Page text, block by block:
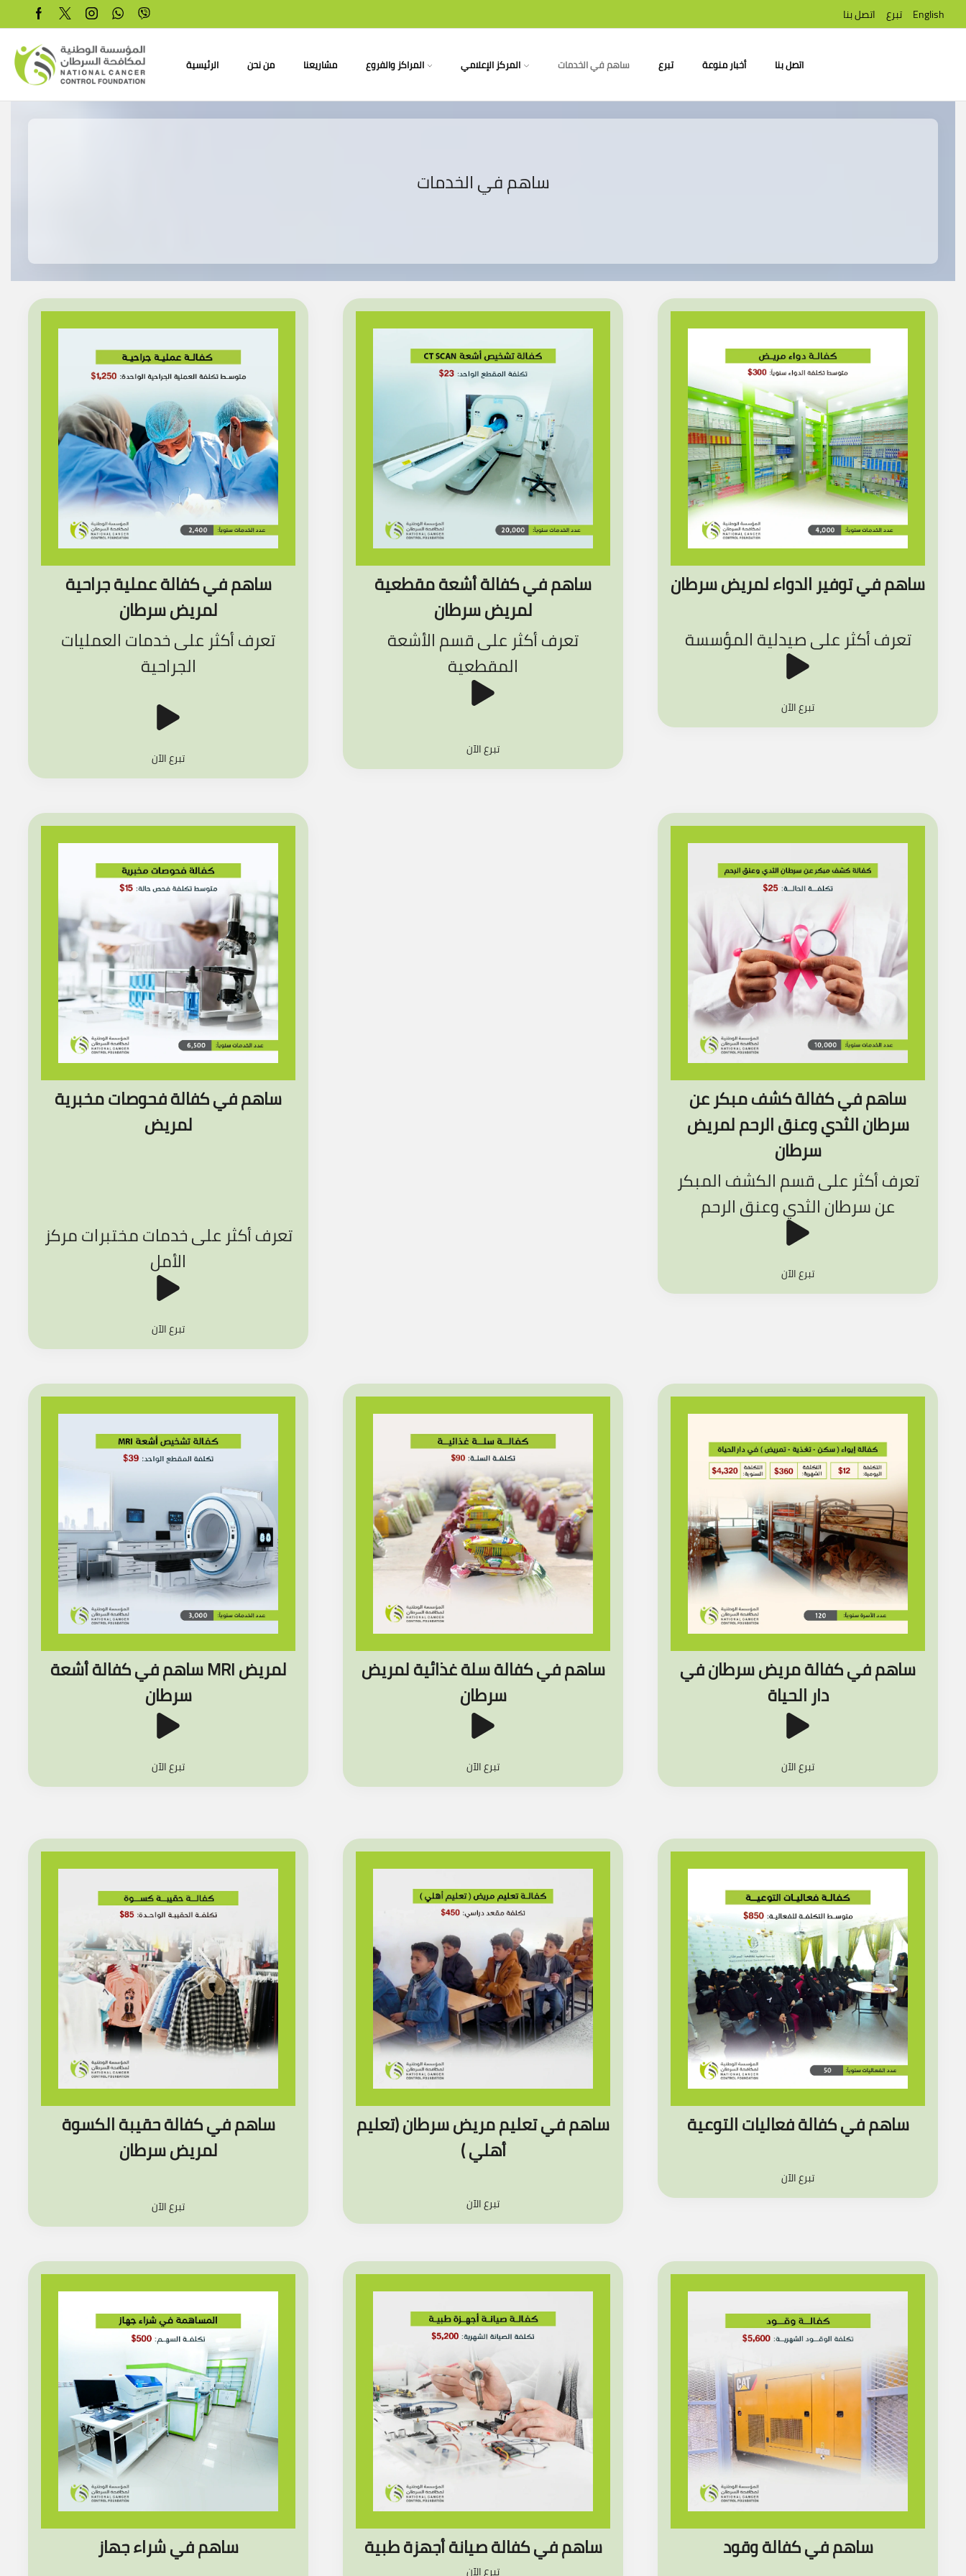
اتصل بنا تبرع English
الرئيسية من نحن مشاريعنا المراكز والفروع المركز الإعلامي ساهم في الخدمات تبرع أخبار منوعة اتصل بنا
ساهم في الخدمات
ساهم في كفالة عملية جراحية
لمريض سرطان
تعرف أكثر على خدمات العمليات
الجراحية
تبرع الآن
ساهم في كفالة أشعة مقطعية
لمريض سرطان
تعرف أكثر على قسم الأشعة
المقطعية
تبرع الآن
ساهم في توفير الدواء لمريض سرطان
تعرف أكثر على صيدلية المؤسسة
تبرع الآن
ساهم في كفالة فحوصات مخبرية
لمريض
تعرف أكثر على خدمات مختبرات مركز
الأمل
تبرع الآن
ساهم في كفالة كشف مبكر عن
سرطان الثدي وعنق الرحم لمريض
سرطان
تعرف أكثر على قسم الكشف المبكر
عن سرطان الثدي وعنق الرحم
تبرع الآن
ساهم في كفالة أشعة MRI لمريض
سرطان
تبرع الآن
ساهم في كفالة سلة غذائية لمريض
سرطان
تبرع الآن
ساهم في كفالة مريض سرطان في
دار الحياة
تبرع الآن
ساهم في كفالة حقيبة الكسوة
لمريض سرطان
تبرع الآن
ساهم في تعليم مريض سرطان (تعليم
أهلي )
تبرع الآن
ساهم في كفالة فعاليات التوعية
تبرع الآن
ساهم في شراء جهاز ساهم في كفالة صيانة أجهزة طبية
تبرع الآن
ساهم في كفالة وقود